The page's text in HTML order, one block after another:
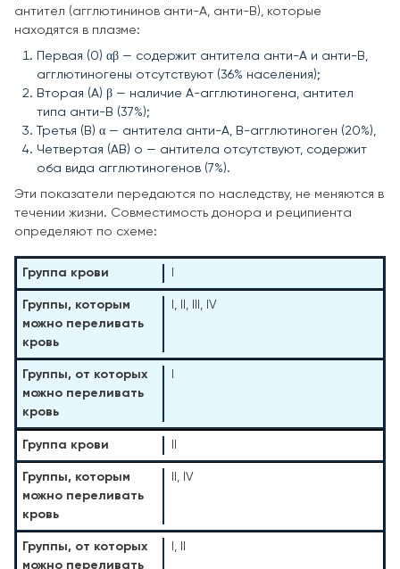
антител (агглютининов анти-А, анти-В), которые
находятся в плазме:
Первая (0) αβ — содержит антитела анти-А и анти-В,
агглютиногены отсутствуют (36% населения);
Вторая (А) β — наличие А-агглютиногена, антител
типа анти-В (37%);
Третья (В) α — антитела анти-А, В-агглютиноген (20%),
Четвертая (АВ) о — антитела отсутствуют, содержит
оба вида агглютиногенов (7%).
Эти показатели передаются по наследству, не меняются в
течении жизни. Совместимость донора и реципиента
определяют по схеме:
I, II, III, IV
II, IV